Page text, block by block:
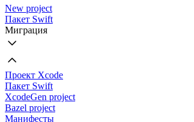
New project
Пакет Swift
Миграция
Проект Xcode
Пакет Swift
XcodeGen project
Bazel project
Манифесты